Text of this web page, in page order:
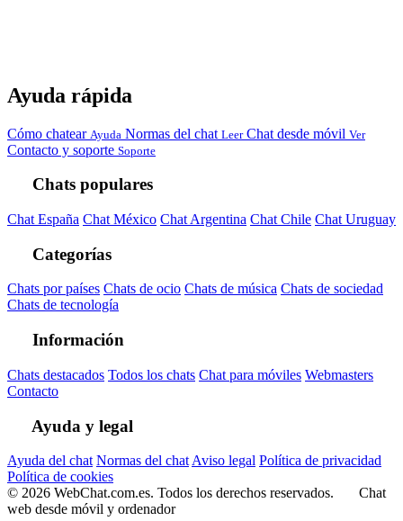
Ayuda rápida
Cómo chatear Ayuda Normas del chat Leer Chat desde móvil Ver
Contacto y soporte Soporte
Chats populares
Chat España Chat México Chat Argentina Chat Chile Chat Uruguay
Categorías
Chats por países Chats de ocio Chats de música Chats de sociedad
Chats de tecnología
Información
Chats destacados Todos los chats Chat para móviles Webmasters
Contacto
Ayuda y legal
Ayuda del chat Normas del chat Aviso legal Política de privacidad
Política de cookies
© 2026 WebChat.com.es. Todos los derechos reservados.
Chat
web desde móvil y ordenador